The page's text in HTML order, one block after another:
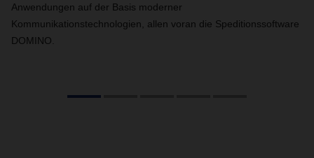
Anwendungen auf der Basis moderner
Kommunikationstechnologien, allen voran die Speditionssoftware
DOMINO.